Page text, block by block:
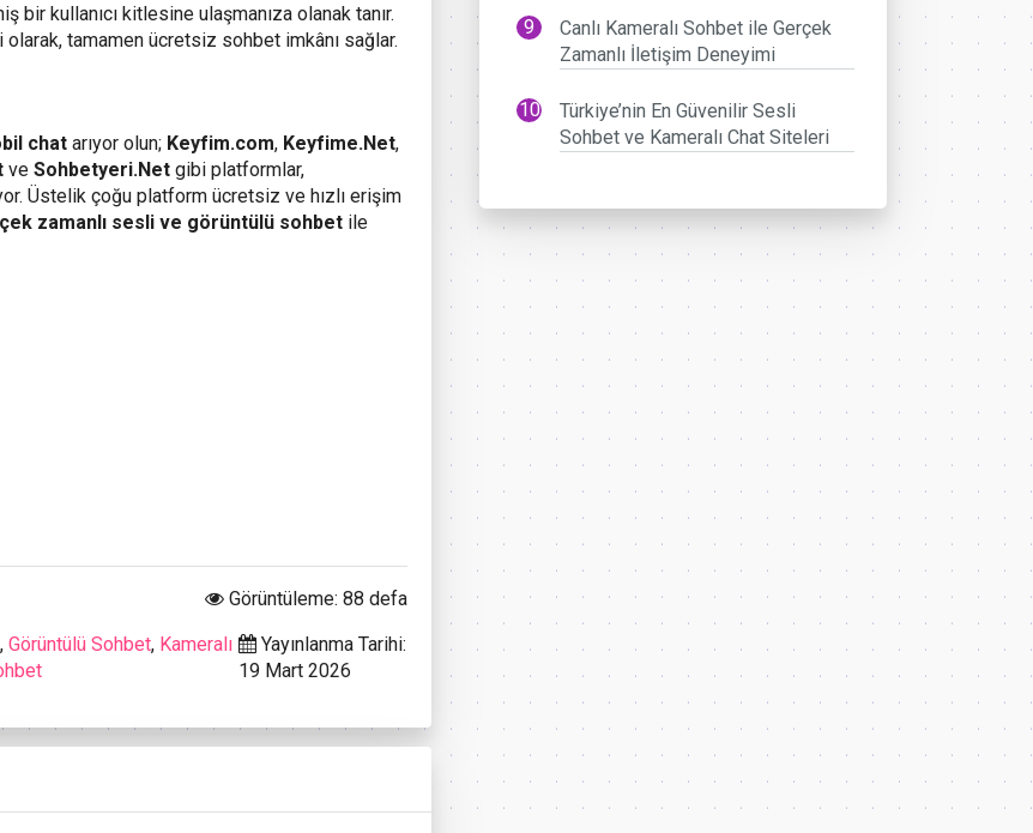
bir kullanıcı kitlesine ulaşmanıza olanak tanır.
tamamen ücretsiz sohbet imkânı sağlar.
chat arıyor olun; Keyfim.com, Keyfime.Net,
ve Sohbetyeri.Net gibi platformlar,
Üstelik çoğu platform ücretsiz ve hızlı erişim
zamanlı sesli ve görüntülü sohbet ile
Görüntüleme: 88 defa
, Görüntülü Sohbet, Kameralı
Yayınlanma Tarihi:
19 Mart 2026
Canlı Kameralı Sohbet ile Gerçek
Zamanlı İletişim Deneyimi
Türkiye’nin En Güvenilir Sesli
Sohbet ve Kameralı Chat Siteleri